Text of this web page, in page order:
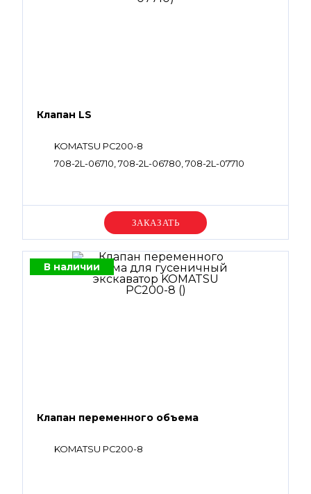
Клапан LS
KOMATSU PC200-8
708-2L-06710, 708-2L-06780, 708-2L-07710
Уточняйте цену
В наличии
Клапан переменного объема
KOMATSU PC200-8